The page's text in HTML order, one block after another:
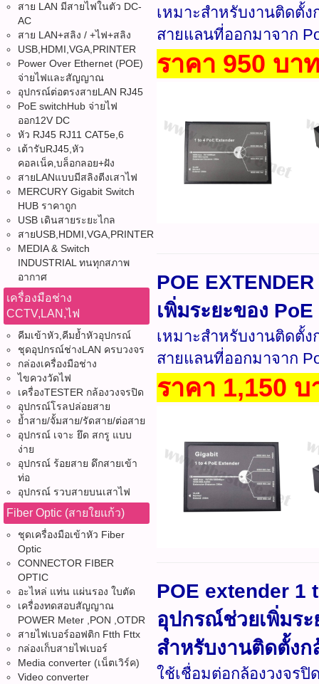
สาย LAN มีสายไฟในตัว DC-
AC
สาย LAN+สลิง / +ไฟ+สลิง
USB,HDMI,VGA,PRINTER
Power Over Ethernet (POE)
จ่ายไฟและสัญญาณ
อุปกรณ์ต่อตรงสายLAN RJ45
PoE switchHub จ่ายไฟ
ออก12V DC
หัว RJ45 RJ11 CAT5e,6
เต้ารับRJ45,หัว
คอลเน็ค,บล็อกลอย+ฝัง
สายLANแบบมีสลิงตีงเสาไฟ
MERCURY Gigabit Switch
HUB ราคาถูก
USB เดินสายระยะไกล
สายUSB,HDMI,VGA,PRINTER
MEDIA & Switch
INDUSTRIAL ทนทุกสภาพ
อากาศ
เครื่องมือช่าง
CCTV,LAN,ไฟ
คีมเข้าหัว,คีมย้ำหัวอุปกรณ์
ชุดอุปกรณ์ช่างLAN ครบวงจร
กล่องเครื่องมือช่าง
ไขควงวัดไฟ
เครื่องTESTER กล้องวงจรปิด
อุปกรณ์โรลปล่อยสาย
ย้ำสาย/จั้มสาย/รัดสาย/ต่อสาย
อุปกรณ์ เจาะ ยึด สกรู แบบ
ง่าย
อุปกรณ์ ร้อยสาย ดึกสายเข้า
ท่อ
อุปกรณ์ รวบสายบนเสาไฟ
Fiber Optic (สายใยแก้ว)
ชุดเครื่องมือเข้าหัว Fiber
Optic
CONNECTOR FIBER
OPTIC
อะไหล่ แท่น แผ่นรอง ใบตัด
เครื่องทดสอบสัญญาณ
POWER Meter ,PON ,OTDR
สายไฟเบอร์ออฟติก Ftth Fttx
กล่องเก็บสายไฟเบอร์
Media converter (เน็ตเวิร์ค)
Video converter
เหมาะสำหรับงานติดตั้ง
สายแลนที่ออกมาจาก
ราคา 950 บา
POE
เพิ่มระยะของ
เหมาะสำหรับงานติดตั้ง
สายแลนที่ออกมาจาก
ราคา 1,150 บ
POE extender 1
อุปกรณ์ช่วยเพิ่มระ
สำหรับงานติดตั้งก
ใช้เชื่อมต่อกล้องวงจรปิ